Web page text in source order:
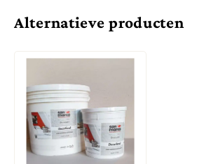
Alternatieve producten